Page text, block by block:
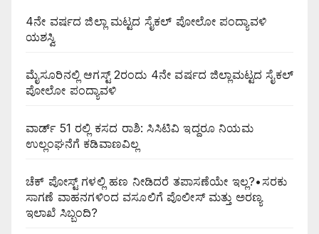
4ನೇ ವರ್ಷದ ಜಿಲ್ಲಾ ಮಟ್ಟದ ಸೈಕಲ್ ಪೋಲೋ ಪಂದ್ಯಾವಳಿ
ಯಶಸ್ವಿ
ಮೈಸೂರಿನಲ್ಲಿ ಆಗಸ್ಟ್‌ 2ರಂದು 4ನೇ ವರ್ಷದ ಜಿಲ್ಲಾಮಟ್ಟದ ಸೈಕಲ್
ಪೋಲೋ ಪಂದ್ಯಾವಳಿ
ವಾರ್ಡ್ 51 ರಲ್ಲಿ ಕಸದ ರಾಶಿ: ಸಿಸಿಟಿವಿ ಇದ್ದರೂ ನಿಯಮ
ಉಲ್ಲಂಘನೆಗೆ ಕಡಿವಾಣವಿಲ್ಲ
ಚೆಕ್ ಪೋಸ್ಟ್ ಗಳಲ್ಲಿ ಹಣ ನೀಡಿದರೆ ತಪಾಸಣೆಯೇ ಇಲ್ಲ?•ಸರಕು
ಸಾಗಣೆ ವಾಹನಗಳಿಂದ ವಸೂಲಿಗೆ ಪೊಲೀಸ್ ಮತ್ತು ಅರಣ್ಯ
ಇಲಾಖೆ ಸಿಬ್ಬಂದಿ?